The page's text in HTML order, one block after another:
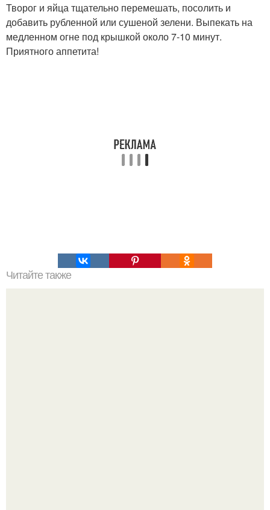
Творог и яйца тщательно перемешать, посолить и
добавить рубленной или сушеной зелени. Выпекать на
медленном огне под крышкой около 7-10 минут.
Приятного аппетита!
Читайте также